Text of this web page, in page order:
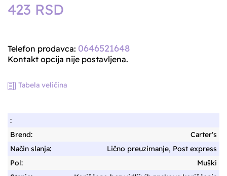
423 RSD
Telefon prodavca: 0646521648
Kontakt opcija nije postavljena.
Tabela veličina
:
Brend:
Carter's
Način slanja:
Lično preuzimanje, Post express
Pol:
Muški